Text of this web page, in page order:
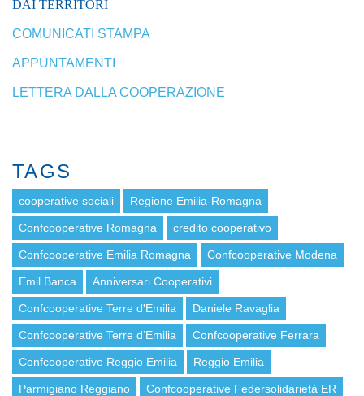
DAI TERRITORI
COMUNICATI STAMPA
APPUNTAMENTI
LETTERA DALLA COOPERAZIONE
TAGS
cooperative sociali Regione Emilia-Romagna
Confcooperative Romagna credito cooperativo
Confcooperative Emilia Romagna Confcooperative Modena
Emil Banca Anniversari Cooperativi
Confcooperative Terre d'Emilia Daniele Ravaglia
Confcooperative Terre d’Emilia Confcooperative Ferrara
Confcooperative Reggio Emilia Reggio Emilia
Parmigiano Reggiano Confcooperative Federsolidarietà ER